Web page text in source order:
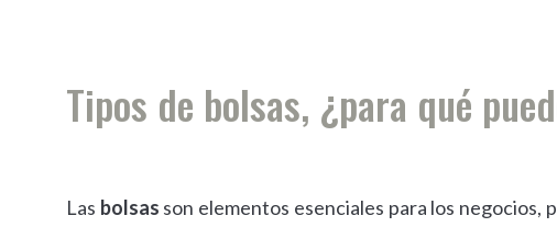
Tipos de bolsas, ¿para qué
Las bolsas son elementos esenciales para los negocios,